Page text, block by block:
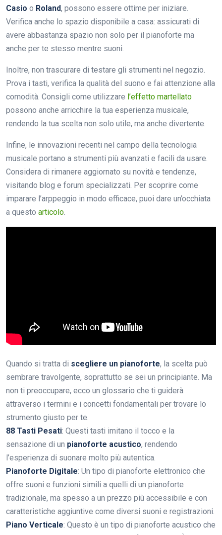
Casio o Roland, possono essere ottime per iniziare.
Verifica anche lo spazio disponibile a casa: assicurati di
avere abbastanza spazio non solo per il pianoforte ma
anche per te stesso mentre suoni.
Inoltre, non trascurare di testare gli strumenti nel negozio.
Prova i tasti, verifica la qualità del suono e fai attenzione alla
comodità. Consigli come utilizzare l’effetto martellato
possono anche arricchire la tua esperienza musicale,
rendendo la tua scelta non solo utile, ma anche divertente.
Infine, le innovazioni recenti nel campo della tecnologia
musicale portano a strumenti più avanzati e facili da usare.
Considera di rimanere aggiornato su novità e tendenze,
visitando blog e forum specializzati. Per scoprire come
imparare l’arppeggio in modo efficace, puoi dare un’occhiata
a questo articolo.
Quando si tratta di scegliere un pianoforte, la scelta può
sembrare travolgente, soprattutto se sei un principiante. Ma
non ti preoccupare, ecco un glossario che ti guiderà
attraverso i termini e i concetti fondamentali per trovare lo
strumento giusto per te.
88 Tasti Pesati: Questi tasti imitano il tocco e la
sensazione di un pianoforte acustico, rendendo
l’esperienza di suonare molto più autentica.
Pianoforte Digitale: Un tipo di pianoforte elettronico che
offre suoni e funzioni simili a quelli di un pianoforte
tradizionale, ma spesso a un prezzo più accessibile e con
caratteristiche aggiuntive come diversi suoni e registrazioni.
Piano Verticale: Questo è un tipo di pianoforte acustico che